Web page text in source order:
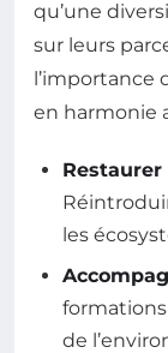
qu’une
sur leurs
l’importance
en harmonie
les
de